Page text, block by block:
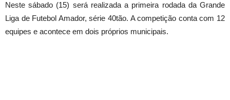
Neste sábado (15) será realizada a primeira rodada da Grande
Liga de Futebol Amador, série 40tão. A competição conta com 12
equipes e acontece em dois próprios municipais.